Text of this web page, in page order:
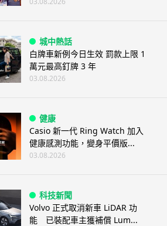
城中熱話
白牌車新例今日生效 罰款上限 1
萬元最高釘牌 3 年
03.08.2026
健康
Casio 新一代 Ring Watch 加入
健康感測功能，變身平價版...
03.08.2026
科技新聞
Volvo 正式取消新車 LiDAR 功
能 已裝配車主獲補償 Lum...